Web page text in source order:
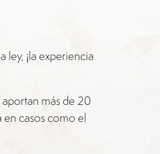
ley, ¡la experiencia
más de 20
casos como el